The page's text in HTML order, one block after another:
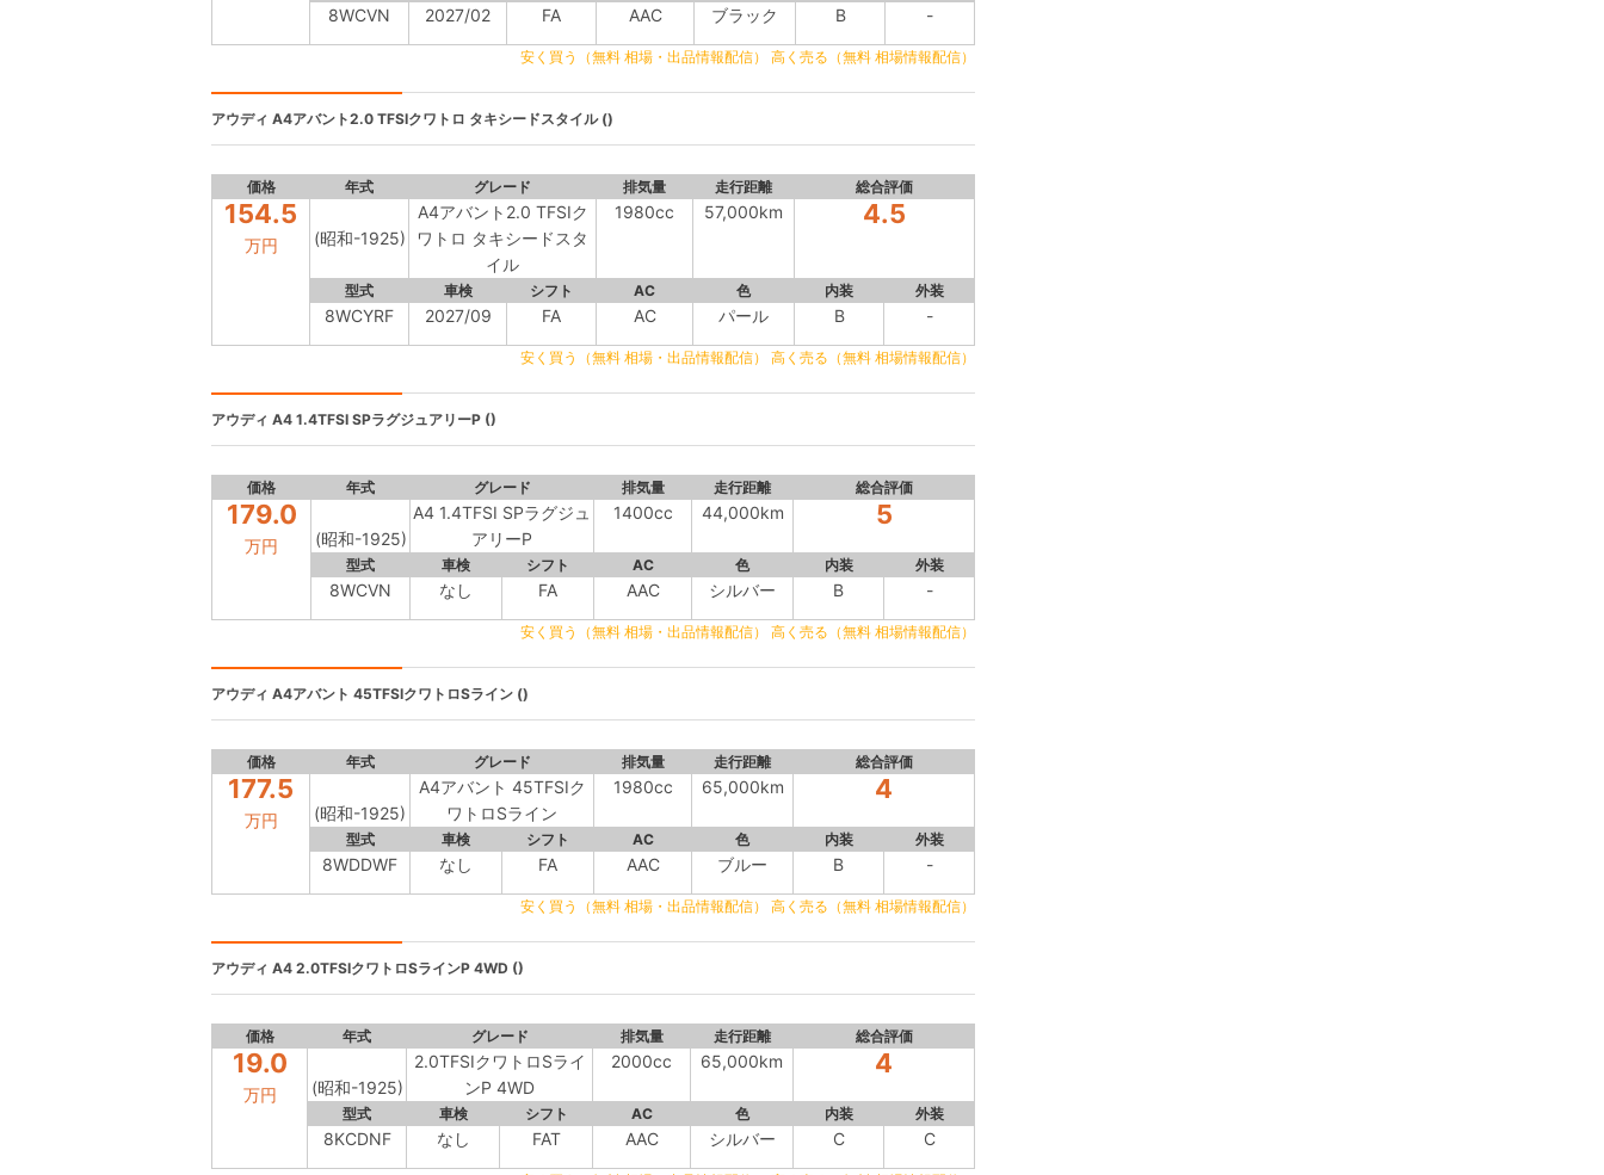
8WCVN 2027/02 FA AAC ブラック B -
安く買う（無料 相場・出品情報配信） 高く売る（無料 相場情報配信）
アウディ A4アバント2.0 TFSIクワトロ タキシードスタイル ()
価格 年式 グレード 排気量 走行距離 総合評価
154.5
万円 (昭和-1925)
A4アバント2.0 TFSIク
ワトロ タキシードスタ
イル
1980cc 57,000km 4.5
型式 車検 シフト AC 色 内装 外装
8WCYRF 2027/09 FA AC パール B -
安く買う（無料 相場・出品情報配信） 高く売る（無料 相場情報配信）
アウディ A4 1.4TFSI SPラグジュアリーP ()
価格 年式 グレード 排気量 走行距離 総合評価
179.0
万円 (昭和-1925)
A4 1.4TFSI SPラグジュ
アリーP
1400cc 44,000km 5
型式 車検 シフト AC 色 内装 外装
8WCVN なし FA AAC シルバー B -
安く買う（無料 相場・出品情報配信） 高く売る（無料 相場情報配信）
アウディ A4アバント 45TFSIクワトロSライン ()
価格 年式 グレード 排気量 走行距離 総合評価
177.5
万円 (昭和-1925)
A4アバント 45TFSIク
ワトロSライン
1980cc 65,000km 4
型式 車検 シフト AC 色 内装 外装
8WDDWF なし FA AAC ブルー B -
安く買う（無料 相場・出品情報配信） 高く売る（無料 相場情報配信）
アウディ A4 2.0TFSIクワトロSラインP 4WD ()
価格 年式 グレード 排気量 走行距離 総合評価
19.0
万円 (昭和-1925)
2.0TFSIクワトロSライ
ンP 4WD
2000cc 65,000km 4
型式 車検 シフト AC 色 内装 外装
8KCDNF なし FAT AAC シルバー C C